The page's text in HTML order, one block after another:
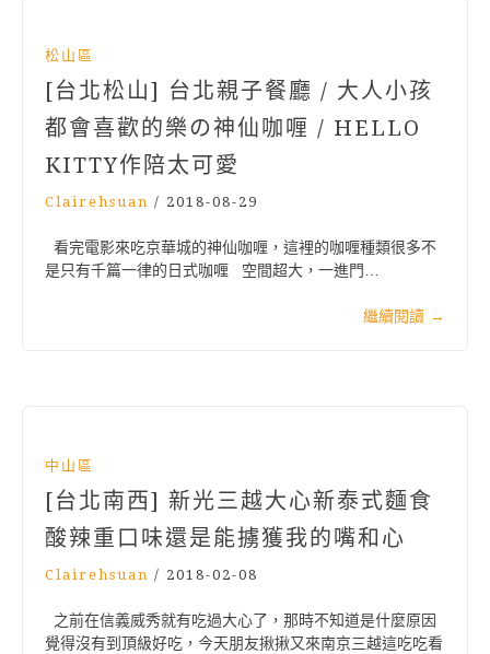
松山區
[台北松山] 台北親子餐廳 / 大人小孩
都會喜歡的樂の神仙咖喱 / HELLO
KITTY作陪太可愛
Clairehsuan / 2018-08-29
看完電影來吃京華城的神仙咖喱，這裡的咖喱種類很多不
是只有千篇一律的日式咖喱 空間超大，一進門…
繼續閱讀 →
中山區
[台北南西] 新光三越大心新泰式麵食
酸辣重口味還是能擄獲我的嘴和心
Clairehsuan / 2018-02-08
之前在信義威秀就有吃過大心了，那時不知道是什麼原因
覺得沒有到頂級好吃，今天朋友揪揪又來南京三越這吃吃看